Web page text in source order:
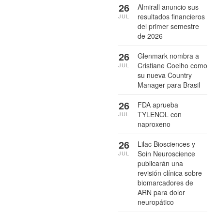
Almirall anuncio sus
resultados financieros
del primer semestre
de 2026
26
JUL
Glenmark nombra a
Cristiane Coelho como
su nueva Country
Manager para Brasil
26
JUL
FDA aprueba
TYLENOL con
naproxeno
26
JUL
Lilac Biosciences y
Soin Neuroscience
publicarán una
revisión clínica sobre
biomarcadores de
ARN para dolor
neuropático
26
JUL